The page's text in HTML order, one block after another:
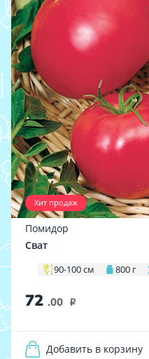
Хит продаж
Помидор
Сват
90-100 см 800 г
72 .00 i
Добавить в корзину